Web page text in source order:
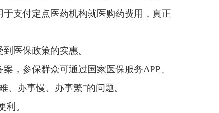
更加轻松。
异地医药机构实现